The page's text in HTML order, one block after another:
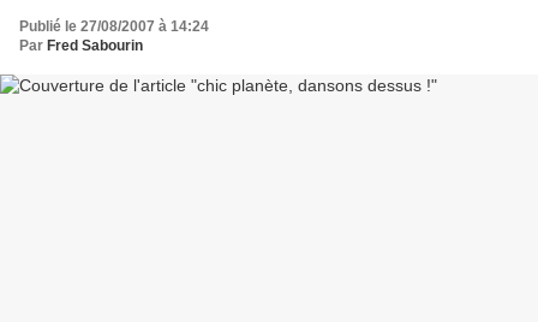
Publié le 27/08/2007 à 14:24
Par Fred Sabourin